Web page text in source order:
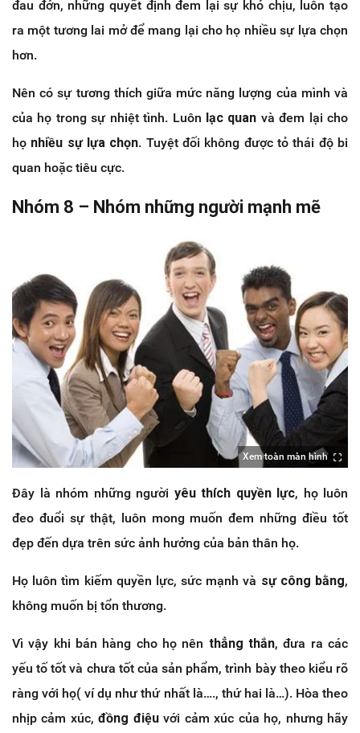
đau đớn, những quyết định đem lại sự khó chịu, luôn tạo
ra một tương lai mở để mang lại cho họ nhiều sự lựa chọn
hơn.
Nên có sự tương thích giữa mức năng lượng của mình và
của họ trong sự nhiệt tình. Luôn lạc quan và đem lại cho
họ nhiều sự lựa chọn. Tuyệt đối không được tỏ thái độ bi
quan hoặc tiêu cực.
Nhóm 8 – Nhóm những người mạnh mẽ
Xem toàn màn hình
Đây là nhóm những người yêu thích quyền lực, họ luôn
đeo đuổi sự thật, luôn mong muốn đem những điều tốt
đẹp đến dựa trên sức ảnh hưởng của bản thân họ.
Họ luôn tìm kiếm quyền lực, sức mạnh và sự công bằng,
không muốn bị tổn thương.
Vì vậy khi bán hàng cho họ nên thẳng thắn, đưa ra các
yếu tố tốt và chưa tốt của sản phẩm, trình bày theo kiểu rõ
ràng với họ( ví dụ như thứ nhất là…., thứ hai là…). Hòa theo
nhịp cảm xúc,đồng điệuvới cảm xúc của họ, nhưng hãy